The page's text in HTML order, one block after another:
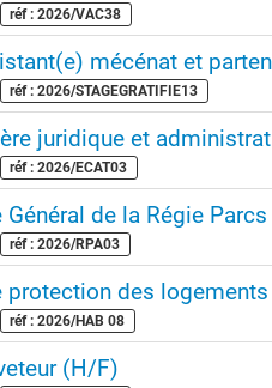
réf : 2026/VAC38
mécénat et
réf : 2026/STAGEGRATIFIE13
juridique et
réf : 2026/ECAT03
de la Régie Parcs
réf : 2026/RPA03
protection des logements
réf : 2026/HAB 08
(H/F)